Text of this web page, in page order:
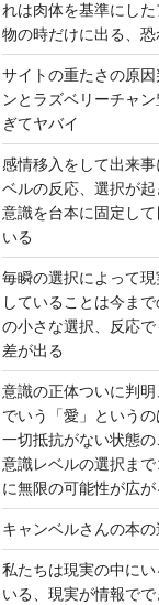
れは肉体を基準にし
物の時だけに出る、
サイトの重たさの原
ンとラズベリーチャ
ぎてヤバイ
感情移入をして出来
ベルの反応、選択が
意識を台本に固定し
いる
毎瞬の選択によって
していることは今ま
の小さな選択、反応
差が出る
意識の正体ついに判
でいう「愛」という
一切抵抗がない状態
意識レベルの選択ま
に無限の可能性が広が
キャンベルさんの本の
私たちは現実の中に
いる、現実が情報で